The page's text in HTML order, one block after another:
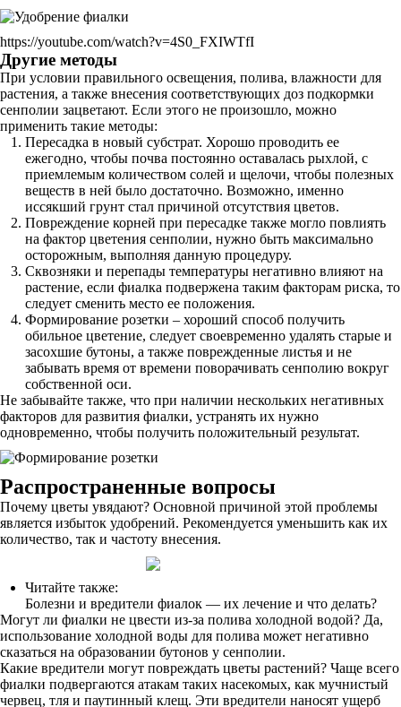
https://youtube.com/watch?v=4S0_FXIWTfI
Другие методы
При условии правильного освещения, полива, влажности для
растения, а также внесения соответствующих доз подкормки
сенполии зацветают. Если этого не произошло, можно
применить такие методы:
Пересадка в новый субстрат. Хорошо проводить ее
ежегодно, чтобы почва постоянно оставалась рыхлой, с
приемлемым количеством солей и щелочи, чтобы полезных
веществ в ней было достаточно. Возможно, именно
иссякший грунт стал причиной отсутствия цветов.
Повреждение корней при пересадке также могло повлиять
на фактор цветения сенполии, нужно быть максимально
осторожным, выполняя данную процедуру.
Сквозняки и перепады температуры негативно влияют на
растение, если фиалка подвержена таким факторам риска, то
следует сменить место ее положения.
Формирование розетки – хороший способ получить
обильное цветение, следует своевременно удалять старые и
засохшие бутоны, а также поврежденные листья и не
забывать время от времени поворачивать сенполию вокруг
собственной оси.
Не забывайте также, что при наличии нескольких негативных
факторов для развития фиалки, устранять их нужно
одновременно, чтобы получить положительный результат.
Распространенные вопросы
Почему цветы увядают? Основной причиной этой проблемы
является избыток удобрений. Рекомендуется уменьшить как их
количество, так и частоту внесения.
Читайте также:
Болезни и вредители фиалок — их лечение и что делать?
Могут ли фиалки не цвести из-за полива холодной водой? Да,
использование холодной воды для полива может негативно
сказаться на образовании бутонов у сенполии.
Какие вредители могут повреждать цветы растений? Чаще всего
фиалки подвергаются атакам таких насекомых, как мучнистый
червец, тля и паутинный клещ. Эти вредители наносят ущерб